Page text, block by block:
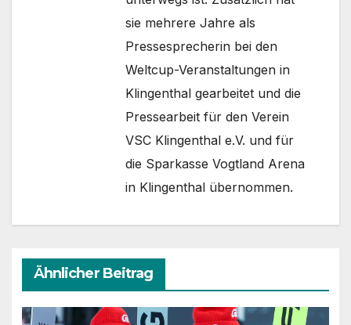
sie mehrere Jahre als
Pressesprecherin bei den
Weltcup-Veranstaltungen in
Klingenthal gearbeitet und die
Pressearbeit für den Verein
VSC Klingenthal e.V. und für
die Sparkasse Vogtland Arena
in Klingenthal übernommen.
Ähnlicher Beitrag